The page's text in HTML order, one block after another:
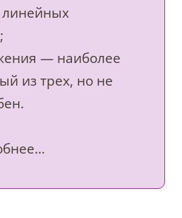
линейных
— наиболее
из трех, но не